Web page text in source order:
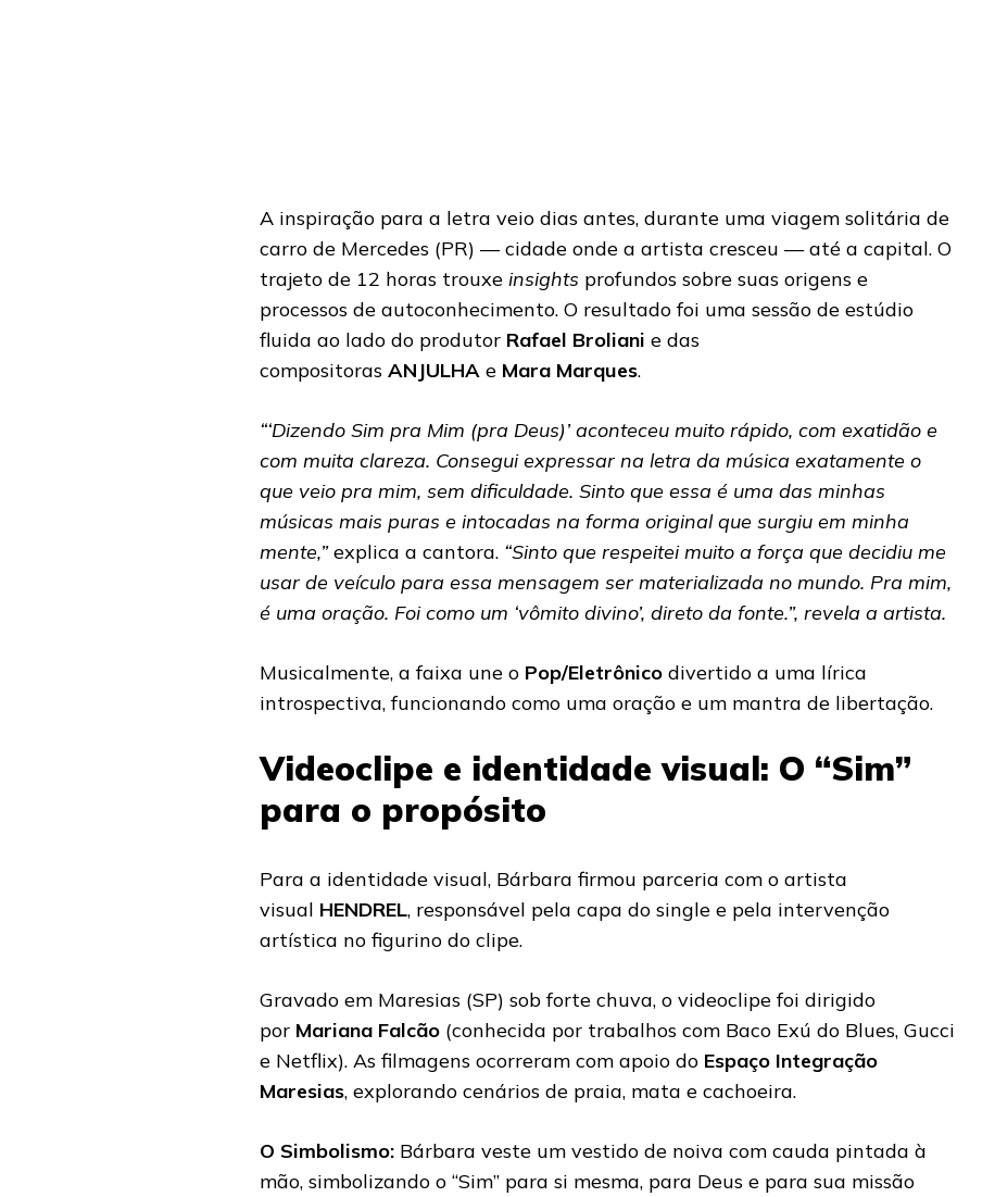
A inspiração para a letra veio dias antes, durante uma viagem solitária de
carro de Mercedes (PR) — cidade onde a artista cresceu — até a capital. O
trajeto de 12 horas trouxe insights profundos sobre suas origens e
processos de autoconhecimento. O resultado foi uma sessão de estúdio
fluida ao lado do produtor Rafael Broliani e das
compositoras ANJULHA e Mara Marques.
“‘Dizendo Sim pra Mim (pra Deus)’ aconteceu muito rápido, com exatidão e
com muita clareza. Consegui expressar na letra da música exatamente o
que veio pra mim, sem dificuldade. Sinto que essa é uma das minhas
músicas mais puras e intocadas na forma original que surgiu em minha
mente,”explica a cantora. “Sinto que respeitei muito a força que decidiu me
usar de veículo para essa mensagem ser materializada no mundo. Pra mim,
é uma oração. Foi como um ‘vômito divino’, direto da fonte.”, revela a artista.
Musicalmente, a faixa une o Pop/Eletrônico divertido a uma lírica
introspectiva, funcionando como uma oração e um mantra de libertação.
Videoclipe e identidade visual: O “Sim”
para o propósito
Para a identidade visual, Bárbara firmou parceria com o artista
visual HENDREL, responsável pela capa do single e pela intervenção
artística no figurino do clipe.
Gravado em Maresias (SP) sob forte chuva, o videoclipe foi dirigido
por Mariana Falcão (conhecida por trabalhos com Baco Exú do Blues, Gucci
e Netflix). As filmagens ocorreram com apoio do Espaço Integração
Maresias, explorando cenários de praia, mata e cachoeira.
O Simbolismo: Bárbara veste um vestido de noiva com cauda pintada à
mão, simbolizando o “Sim” para si mesma, para Deus e para sua missão